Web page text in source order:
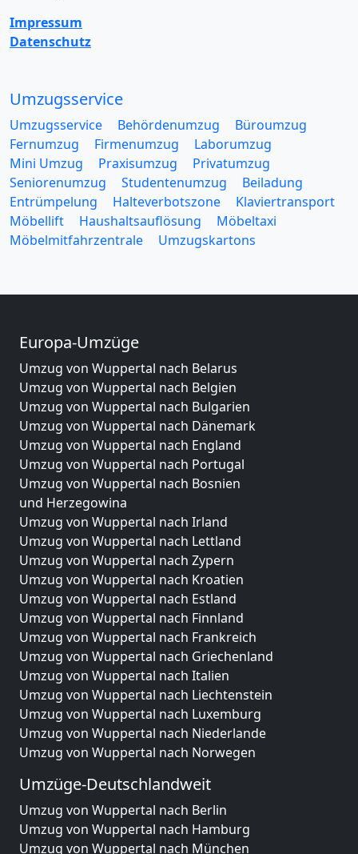
Impressum
Datenschutz
Umzugsservice
Umzugsservice Behördenumzug
Büroumzug
Fernumzug
Firmenumzug
Laborumzug
Mini Umzug
Praxisumzug
Privatumzug
Seniorenumzug
Studentenumzug
Beiladung
Entrümpelung
Halteverbotszone
Klaviertransport
Möbellift
Haushaltsauflösung
Möbeltaxi
Möbelmitfahrzentrale
Umzugskartons
Europa-Umzüge
Umzug von Wuppertal nach Belarus
Umzug von Wuppertal nach Belgien
Umzug von Wuppertal nach Bulgarien
Umzug von Wuppertal nach Dänemark
Umzug von Wuppertal nach England
Umzug von Wuppertal nach Portugal
Umzug von Wuppertal nach Bosnien
und Herzegowina
Umzug von Wuppertal nach Irland
Umzug von Wuppertal nach Lettland
Umzug von Wuppertal nach Zypern
Umzug von Wuppertal nach Kroatien
Umzug von Wuppertal nach Estland
Umzug von Wuppertal nach Finnland
Umzug von Wuppertal nach Frankreich
Umzug von Wuppertal nach Griechenland
Umzug von Wuppertal nach Italien
Umzug von Wuppertal nach Liechtenstein
Umzug von Wuppertal nach Luxemburg
Umzug von Wuppertal nach Niederlande
Umzug von Wuppertal nach Norwegen
Umzüge-Deutschlandweit
Umzug von Wuppertal nach Berlin
Umzug von Wuppertal nach Hamburg
Umzug von Wuppertal nach München